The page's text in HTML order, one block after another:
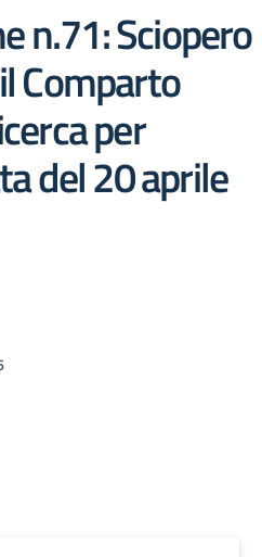
n.71: Sciopero
Comparto
per
del 20 aprile